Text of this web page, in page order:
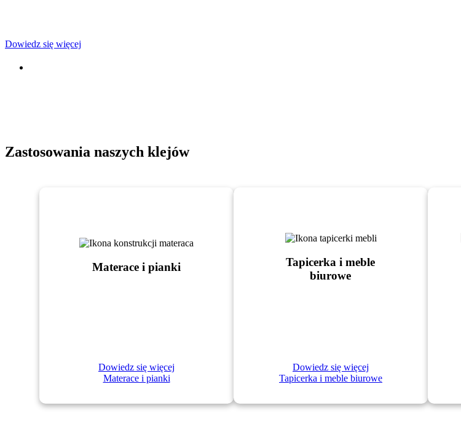
Dowiedz się więcej
Zastosowania naszych klejów
Materace i pianki
Dowiedz się więcej
Materace i pianki
Tapicerka i meble
biurowe
Dowiedz się więcej
Tapicerka i meble biurowe